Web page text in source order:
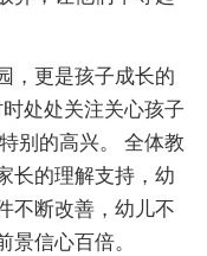
，更是孩子成长的
处处关注关心孩子
别的高兴。 全体教
长的理解支持，幼
不断改善，幼儿不
景信心百倍。